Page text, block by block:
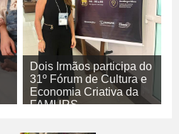
Dois Irmãos participa do
31º Fórum de Cultura e
Economia Criativa da
FAMURS
CULTURA